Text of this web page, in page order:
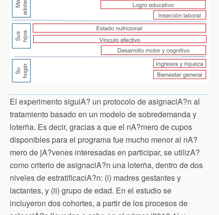
El experimento siguiA? un protocolo de asignaciA?n al
tratamiento basado en un modelo de sobredemanda y
loterña. Es decir, gracias a que el nA?mero de cupos
disponibles para el programa fue mucho menor al nA?
mero de jA?venes interesadas en participar, se utilizA?
como criterio de asignaciA?n una loterña, dentro de dos
niveles de estratificaciA?n: (i) madres gestantes y
lactantes, y (ii) grupo de edad. En el estudio se
incluyeron dos cohortes, a partir de los procesos de